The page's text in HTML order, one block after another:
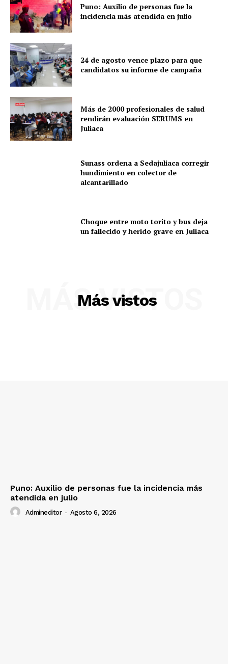
Puno: Auxilio de personas fue la
incidencia más atendida en julio
24 de agosto vence plazo para que
candidatos su informe de campaña
Más de 2000 profesionales de salud
rendirán evaluación SERUMS en
Juliaca
Sunass ordena a Sedajuliaca corregir
hundimiento en colector de
alcantarillado
Choque entre moto torito y bus deja
un fallecido y herido grave en Juliaca
Más vistos
MÁS VISTOS
Puno: Auxilio de personas fue la incidencia más
atendida en julio
Admineditor - Agosto 6, 2026